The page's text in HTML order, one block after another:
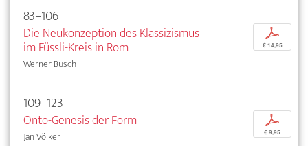
83–106
Die Neukonzeption des Klassizismus
im Füssli-Kreis in Rom
Werner Busch
p
€ 14,95
109–123
Onto-Genesis der Form
Jan Völker
p
€ 9,95